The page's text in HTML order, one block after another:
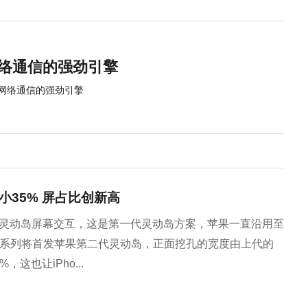
通信的强劲引擎
络通信的强劲引擎
35% 屏占比创新高
动岛屏幕交互，这是第一代灵动岛方案，苹果一直沿用至
列将首发苹果第二代灵动岛，正面挖孔的宽度由上代的
，这也让iPho...